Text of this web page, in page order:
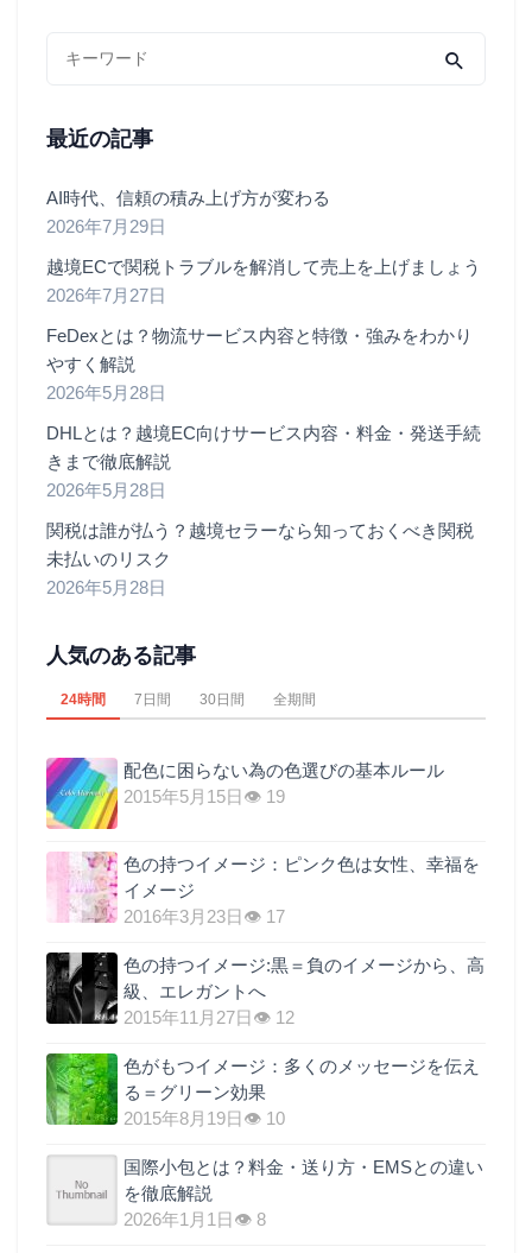
最近の記事
AI時代、信頼の積み上げ方が変わる
2026年7月29日
越境ECで関税トラブルを解消して売上を上げましょう
2026年7月27日
FeDexとは？物流サービス内容と特徴・強みをわかり
やすく解説
2026年5月28日
DHLとは？越境EC向けサービス内容・料金・発送手続
きまで徹底解説
2026年5月28日
関税は誰が払う？越境セラーなら知っておくべき関税
未払いのリスク
2026年5月28日
人気のある記事
24時間 7日間 30日間 全期間
配色に困らない為の色選びの基本ルール
2015年5月15日 👁 19
色の持つイメージ：ピンク色は女性、幸福を
イメージ
2016年3月23日 👁 17
色の持つイメージ:黒＝負のイメージから、高
級、エレガントへ
2015年11月27日 👁 12
色がもつイメージ：多くのメッセージを伝え
る＝グリーン効果
2015年8月19日 👁 10
国際小包とは？料金・送り方・EMSとの違い
を徹底解説
2026年1月1日 👁 8